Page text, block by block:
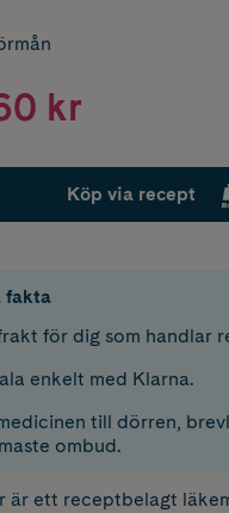
kr
Köp via recept
fakta
för dig som handlar
enkelt med Klarna.
till dörren,
ombud.
är ett receptbelagt